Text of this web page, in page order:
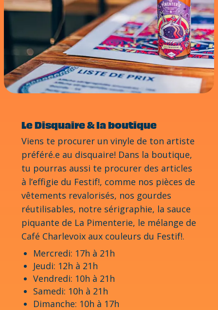
Le Disquaire & la boutique
Viens te procurer un vinyle de ton artiste
préféré.e au disquaire! Dans la boutique,
tu pourras aussi te procurer des articles
à l’effigie du Festif!, comme nos pièces de
vêtements revalorisés, nos gourdes
réutilisables, notre sérigraphie, la sauce
piquante de La Pimenterie, le mélange de
Café Charlevoix aux couleurs du Festif!.
Mercredi: 17h à 21h
Jeudi: 12h à 21h
Vendredi: 10h à 21h
Samedi: 10h à 21h
Dimanche: 10h à 17h